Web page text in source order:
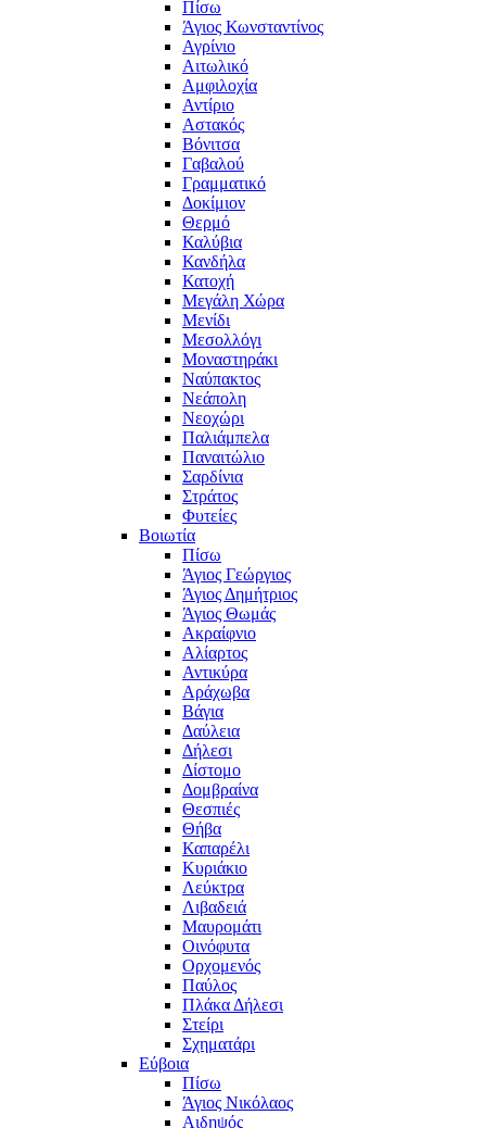
Πίσω
Άγιος Κωνσταντίνος
Αγρίνιο
Αιτωλικό
Αμφιλοχία
Αντίριο
Αστακός
Βόνιτσα
Γαβαλού
Γραμματικό
Δοκίμιον
Θερμό
Καλύβια
Κανδήλα
Κατοχή
Μεγάλη Χώρα
Μενίδι
Μεσολλόγι
Μοναστηράκι
Ναύπακτος
Νεάπολη
Νεοχώρι
Παλιάμπελα
Παναιτώλιο
Σαρδίνια
Στράτος
Φυτείες
Βοιωτία
Πίσω
Άγιος Γεώργιος
Άγιος Δημήτριος
Άγιος Θωμάς
Ακραίφνιο
Αλίαρτος
Αντικύρα
Αράχωβα
Βάγια
Δαύλεια
Δήλεσι
Δίστομο
Δομβραίνα
Θεσπιές
Θήβα
Καπαρέλι
Κυριάκιο
Λεύκτρα
Λιβαδειά
Μαυρομάτι
Οινόφυτα
Ορχομενός
Παύλος
Πλάκα Δήλεσι
Στείρι
Σχηματάρι
Εύβοια
Πίσω
Άγιος Νικόλαος
Αιδηψός